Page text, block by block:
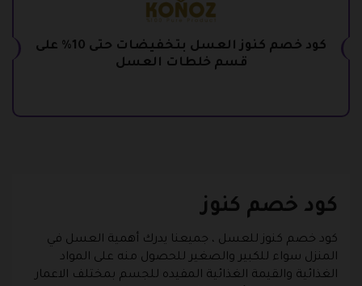
كود خصم كنوز العسل بتخفيضات حتى 10% على
قسم خلطات العسل
كود خصم كنوز
كود خصم كنوز للعسل ، جميعنا يدرك أهمية العسل في
المنزل سواء للكبير والصغير للحصول منه على المواد
الغذائية والقيمة الغذائية المفيده للجسم بمختلف الاعمار